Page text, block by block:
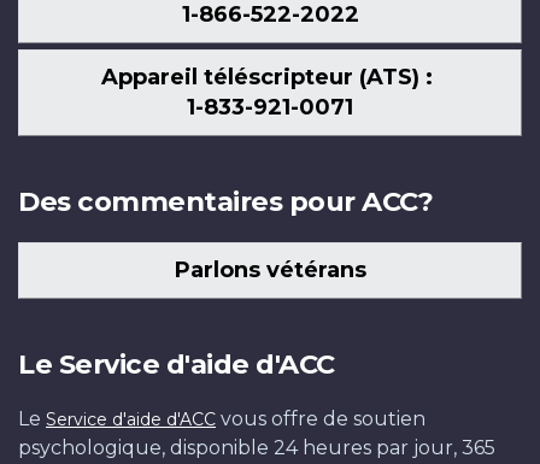
1-866-522-2022
Appareil téléscripteur (ATS) :
1-833-921-0071
Des commentaires pour ACC?
Parlons vétérans
Le Service d'aide d'ACC
Le Service d'aide d'ACC vous offre de soutien
psychologique, disponible 24 heures par jour, 365